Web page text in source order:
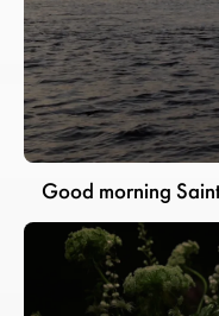
Good morning